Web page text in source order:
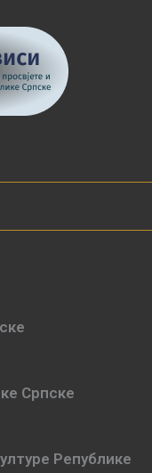
Српске
Републике